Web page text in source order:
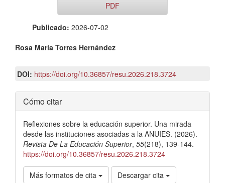
PDF
Publicado: 2026-07-02
Contenido
principal
del
artículo
Rosa María Torres Hernández
DOI: https://doi.org/10.36857/resu.2026.218.3724
Detalles
del
artículo
Cómo citar
Reflexiones sobre la educación superior. Una mirada
desde las instituciones asociadas a la ANUIES. (2026).
Revista De La Educación Superior, 55(218), 139-144.
https://doi.org/10.36857/resu.2026.218.3724
Más formatos de cita Descargar cita